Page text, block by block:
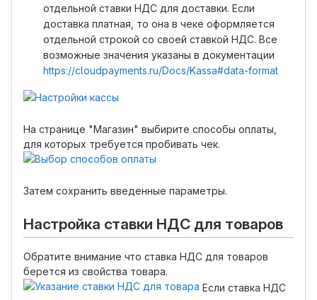
отдельной ставки НДС для доставки. Если
доставка платная, то она в чеке оформляется
отдельной строкой со своей ставкой НДС. Все
возможные значения указаны в документации
https://cloudpayments.ru/Docs/Kassa#data-format
На странице "Магазин" выбирите способы оплаты,
для которых требуется пробивать чек.
Затем сохранить введенные параметры.
Настройка ставки НДС для товаров
Обратите внимание что ставка НДС для товаров
берется из свойства товара.
Если ставка НДС